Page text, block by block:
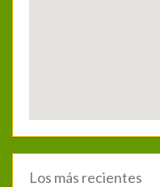
Los más recientes